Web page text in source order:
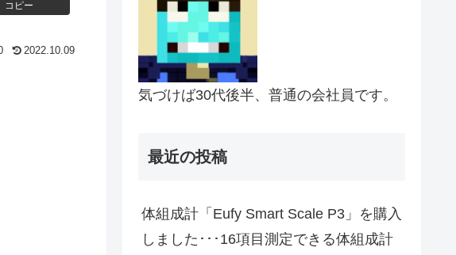
コピー
2022.10.09
気づけば30代後半、普通の会社員です。
最近の投稿
体組成計「Eufy Smart Scale P3」を購入
しました･･･16項目測定できる体組成計